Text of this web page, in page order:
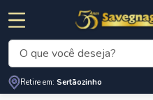
O que você deseja?
Retire em: Sertãozinho
Termos mais buscados